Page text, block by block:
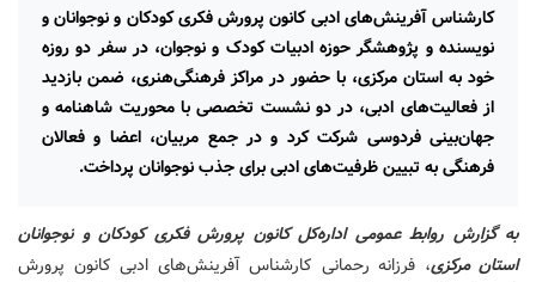
کارشناس آفرینش‌های ادبی کانون پرورش فکری کودکان و نوجوانان و
نویسنده و پژوهشگر حوزه ادبیات کودک و نوجوان، در سفر دو روزه
خود به استان مرکزی، با حضور در مراکز فرهنگی‌هنری، ضمن بازدید
از فعالیت‌های ادبی، در دو نشست تخصصی با محوریت شاهنامه و
جهان‌بینی فردوسی شرکت کرد و در جمع مربیان، اعضا و فعالان
فرهنگی به تبیین ظرفیت‌های ادبی برای جذب نوجوانان پرداخت.
به گزارش روابط عمومی اداره‌کل کانون پرورش فکری کودکان و نوجوانان
استان مرکزی، فرزانه رحمانی کارشناس آفرینش‌های ادبی کانون پرورش